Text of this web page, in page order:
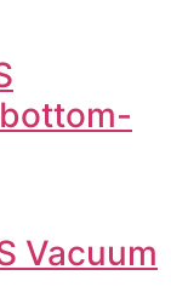
Vacuum